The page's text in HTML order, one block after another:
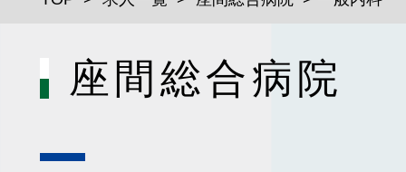
座間総合病院